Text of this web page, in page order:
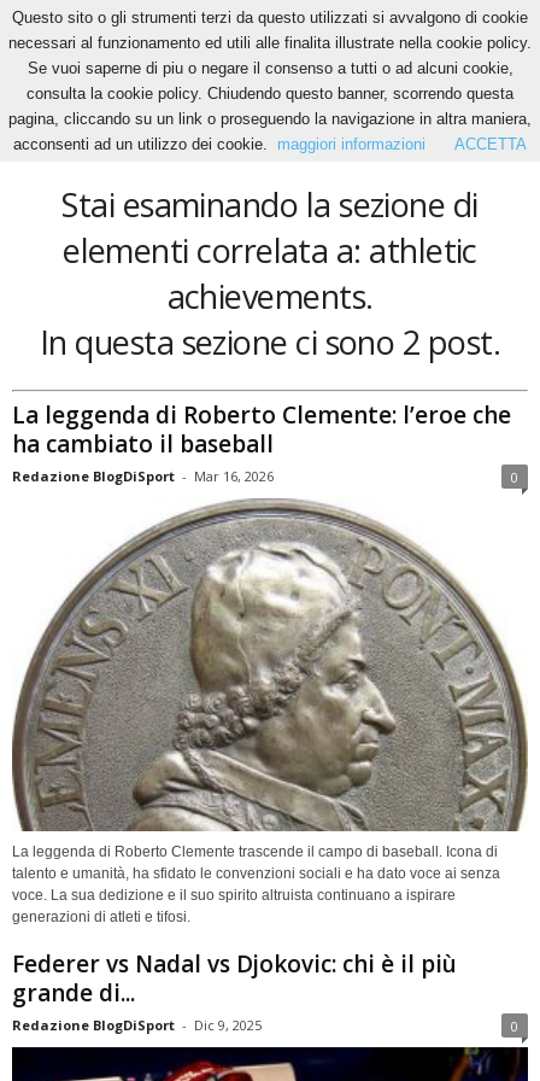
Home Tags Athletic achievements
athletic achievements
Stai esaminando la sezione di
elementi correlata a: athletic
achievements.
In questa sezione ci sono 2 post.
La leggenda di Roberto Clemente: l’eroe che
ha cambiato il baseball
Redazione BlogDiSport - Mar 16, 2026 0
La leggenda di Roberto Clemente trascende il campo di baseball. Icona di
talento e umanità, ha sfidato le convenzioni sociali e ha dato voce ai senza
voce. La sua dedizione e il suo spirito altruista continuano a ispirare
generazioni di atleti e tifosi.
Federer vs Nadal vs Djokovic: chi è il più
grande di...
Redazione BlogDiSport - Dic 9, 2025 0
Questo sito o gli strumenti terzi da questo utilizzati si avvalgono di cookie
necessari al funzionamento ed utili alle finalita illustrate nella cookie policy.
Se vuoi saperne di piu o negare il consenso a tutti o ad alcuni cookie,
consulta la cookie policy. Chiudendo questo banner, scorrendo questa
pagina, cliccando su un link o proseguendo la navigazione in altra maniera,
acconsenti ad un utilizzo dei cookie.
maggiori informazioni ACCETTA